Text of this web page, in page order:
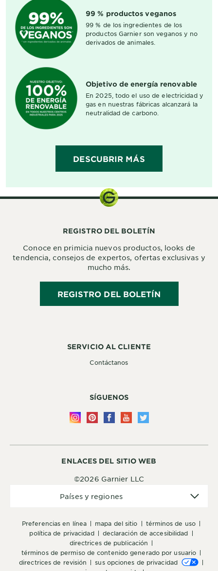
99 % productos veganos
99 % de los ingredientes de los
productos Garnier son veganos y no
derivados de animales.
Objetivo de energía renovable
En 2025, todo el uso de electricidad y
gas en nuestras fábricas alcanzará la
neutralidad de carbono.
DESCUBRIR MÁS
ENLACES DEL SITIO WEB
preferencias en línea mapa del sitio
términos de uso
política de privacidad
declaración de accesibilidad
directrices de publicación
términos de permiso de contenido generado por usuario
directrices de revisión
sus opciones de privacidad
©2026 Garnier LLC
Países y regiones
SERVICIO AL CLIENTE
Contáctanos
SÍGUENOS
REGISTRO DEL BOLETÍN
Conoce en primicia nuevos productos, looks de
tendencia, consejos de expertos, ofertas exclusivas y
mucho más.
REGISTRO DEL BOLETÍN